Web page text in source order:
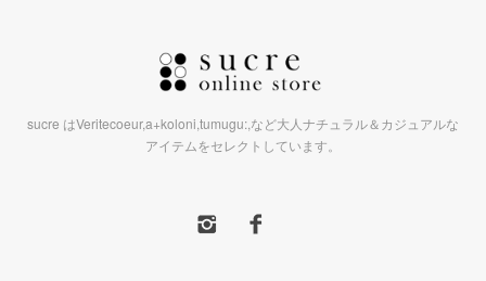
sucre はVeritecoeur,a+koloni,tumugu:,など大人ナチュラル＆カジュアルな
アイテムをセレクトしています。